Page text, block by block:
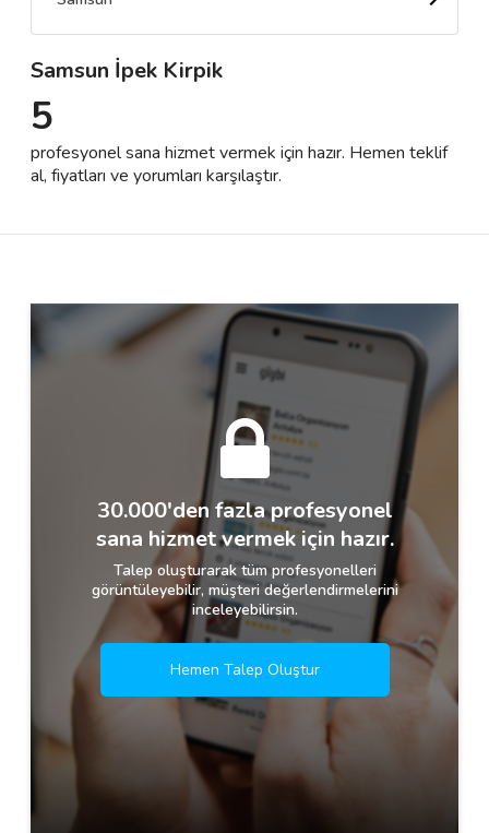
🌟 Müşteri Değerlendirmeleri
Destek
İletişim
Samsun İpek Kirpik
5
profesyonel sana hizmet vermek için hazır. Hemen teklif
al, fiyatları ve yorumları karşılaştır.
30.000'den fazla profesyonel
sana hizmet vermek için hazır.
Talep oluşturarak tüm profesyonelleri
görüntüleyebilir, müşteri değerlendirmelerini
inceleyebilirsin.
Hemen Talep Oluştur